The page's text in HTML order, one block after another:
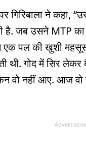
गिरिबाला ने कहा,
है. जब उसने MTP का
पल की खुशी महसूस
थी. गोद में सिर
नहीं आए. आज वो